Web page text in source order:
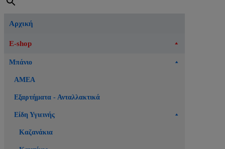
Αρχική
E-shop
Μπάνιο
ΑΜΕΑ
Εξαρτήματα - Ανταλλακτικά
Είδη Υγιεινής
Καζανάκια